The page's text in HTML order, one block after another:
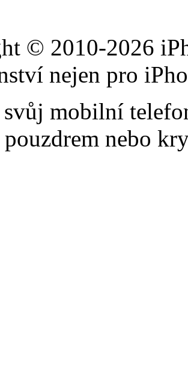
© 2010-2026
nejen pro
svůj mobilní
nebo